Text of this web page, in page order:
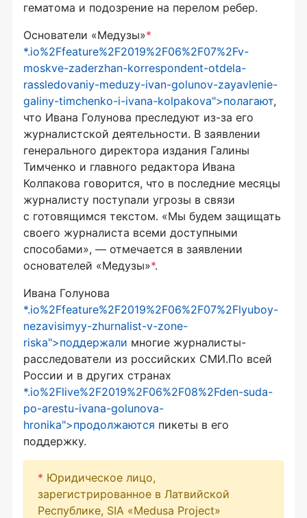
гематома и подозрение на перелом ребер.
Основатели «Медузы»*
*.io%2Ffeature%2F2019%2F06%2F07%2Fv-
moskve-zaderzhan-korrespondent-otdela-
rassledovaniy-meduzy-ivan-golunov-zayavlenie-
galiny-timchenko-i-ivana-kolpakova">полагают,
что Ивана Голунова преследуют из-за его
журналистской деятельности. В заявлении
генерального директора издания Галины
Тимченко и главного редактора Ивана
Колпакова говорится, что в последние месяцы
журналисту поступали угрозы в связи
с готовящимся текстом. «Мы будем защищать
своего журналиста всеми доступными
способами», — отмечается в заявлении
основателей «Медузы»*.
Ивана Голунова
*.io%2Ffeature%2F2019%2F06%2F07%2Flyuboy-
nezavisimyy-zhurnalist-v-zone-
riska">поддержали многие журналисты-
расследователи из российских СМИ.По всей
России и в других странах
*.io%2Flive%2F2019%2F06%2F08%2Fden-suda-
po-arestu-ivana-golunova-
hronika">продолжаются пикеты в его
поддержку.
* Юридическое лицо,
зарегистрированное в Латвийской
Республике, SIA «Medusa Project»